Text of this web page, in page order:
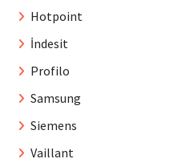
Hotpoint
İndesit
Profilo
Samsung
Siemens
Vaillant